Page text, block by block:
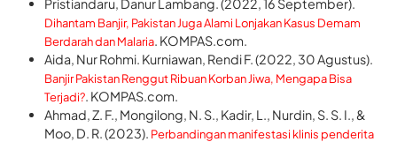
Pristiandaru, Danur Lambang. (2022, 16 September).
Dihantam Banjir, Pakistan Juga Alami Lonjakan Kasus Demam
Berdarah dan Malaria. KOMPAS.com.
Aida, Nur Rohmi. Kurniawan, Rendi F. (2022, 30 Agustus).
Banjir Pakistan Renggut Ribuan Korban Jiwa, Mengapa Bisa
Terjadi?. KOMPAS.com.
Ahmad, Z. F., Mongilong, N. S., Kadir, L., Nurdin, S. S. I., &
Moo, D. R. (2023). Perbandingan manifestasi klinis penderita